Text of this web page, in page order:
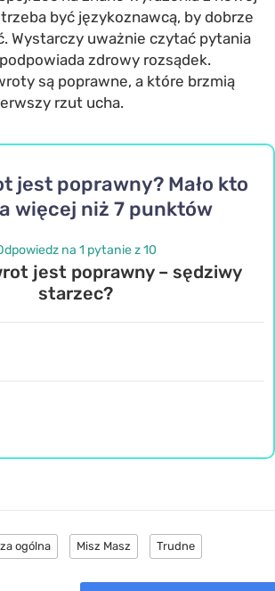
być językoznawcą, by dobrze
Wystarczy uważnie czytać pytania
zdrowy rozsądek.
są poprawne, a które brzmią
rzut ucha.
jest poprawny? Mało kto
więcej niż 7 punktów
na 1 pytanie z 10
jest poprawny – sędziwy
starzec?
ogólna Misz Masz Trudne